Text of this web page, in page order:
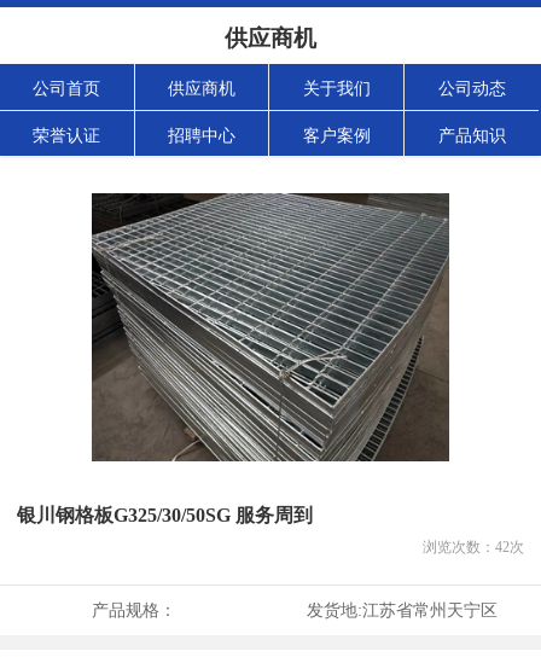
供应商机
公司首页 供应商机 关于我们 公司动态
荣誉认证 招聘中心 客户案例 产品知识
银川钢格板G325/30/50SG 服务周到
浏览次数： 42次
产品规格： 发货地:江苏省常州天宁区